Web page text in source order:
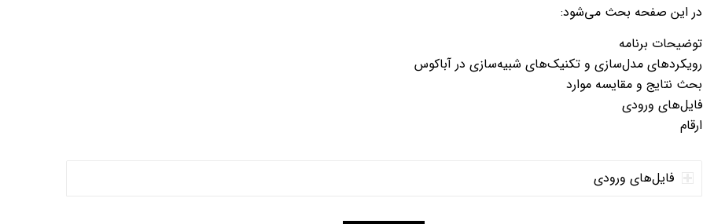
در این صفحه بحث می‌شود:
توضیحات برنامه
رویکردهای مدل‌سازی و تکنیک‌های شبیه‌سازی در آباکوس
بحث نتایج و مقایسه موارد
فایل‌های ورودی
ارقام
فایل‌های ورودی